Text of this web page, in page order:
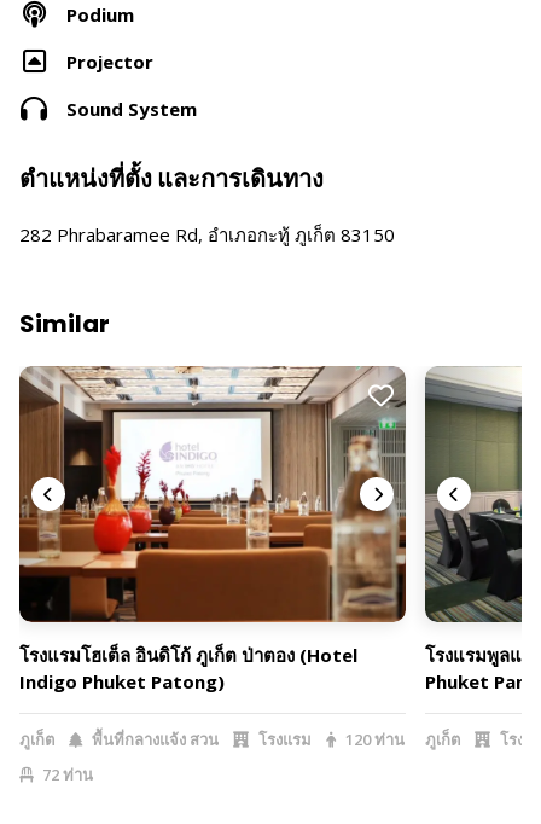
Podium
Projector
Sound System
ตำแหน่งที่ตั้ง และการเดินทาง
282 Phrabaramee Rd, อำเภอกะทู้ ภูเก็ต 83150
Similar
โรงแรมโฮเต็ล อินดิโก้ ภูเก็ต ป่าตอง (Hotel
Indigo Phuket Patong)
ภูเก็ต พื้นที่กลางแจ้ง สวน โรงแรม
120 ท่าน
72 ท่าน
โรงแรมพูลแม
Phuket
ภูเก็ต โรงแ